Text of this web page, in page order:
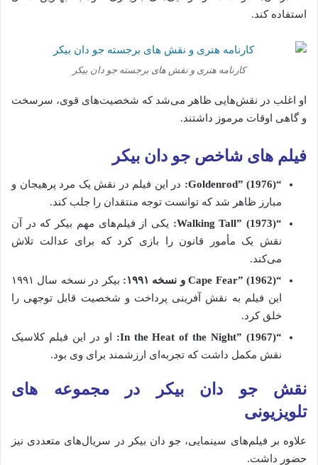
استفادهکند.
کارنامه هنری و نقش‌ های برجسته جو دان بیکر
او اغلب در نقش‌هایی ظاهر می‌شدکه شخصیت‌های قوی، سرسخت
وگاهی اوقات مرموز داشتند.
فیلم‌ های شاخص جو دان بیکر
“
Goldenrod” (1976): در این فیلم در نقش یک مرد پرهیجان و
مبارز ظاهر شدکه توانست توجه منتقدان را جلبکند.
“
WalkingTall” (1973): یکی از فیلم‌های مهم بیکرکه در
آن
نقش یک مأمور قانونرا بازیکردکه برای عدالت تلاش
می‌کند.
“
Cape Fear” (1962) و نسخه ۱۹۹۱: بیکر در نسخه سال ۱۹۹۱
این فیلم به نقش آفرینی پرداخت و شخصیت قابل توجهی را
خلقکرد.
“
In theHeatoftheNight” (1967): او در این فیلمکلاسیک
نقش مکمل داشتکه تجربه‌ای ارزشمند برای وی بود.
نقش جو دان بیکر درمجموعه‌ های
تلویزیونی
علاوه بر فیلم‌های سینمایی، جو دان بیکر در سریال‌های متعددی نیز
حضور داشت.